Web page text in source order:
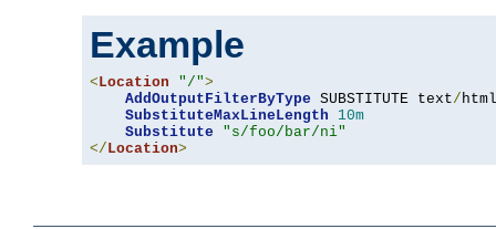
Example
<Location "/">
AddOutputFilterByType SUBSTITUTE text/ html
SubstituteMaxLineLength
10m
Substitute
"s/foo/bar/ni"
</Location>